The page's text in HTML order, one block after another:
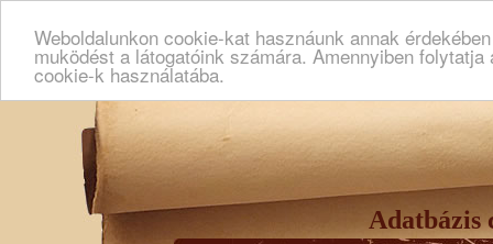
Weboldalunkon cookie-kat hasznáunk annak
muködést a látogatóink számára. Amennyiben
cookie-k használatába.
Adatbázis